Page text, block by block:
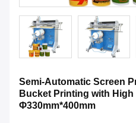
Semi-Automatic Screen
Bucket Printing with
Φ330mm*400mm